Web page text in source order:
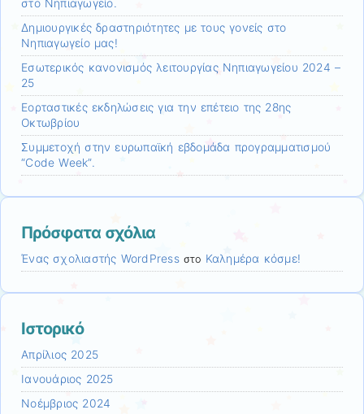
στο Νηπιαγωγείο.
Δημιουργικές δραστηριότητες με τους γονείς στο
Νηπιαγωγείο μας!
Εσωτερικός κανονισμός λειτουργίας Νηπιαγωγείου 2024 –
25
Εορταστικές εκδηλώσεις για την επέτειο της 28ης
Οκτωβρίου
Συμμετοχή στην ευρωπαϊκή εβδομάδα προγραμματισμού
“Code Week”.
Πρόσφατα σχόλια
Ένας σχολιαστής WordPressστο Καλημέρα κόσμε!
Ιστορικό
Απρίλιος 2025
Ιανουάριος 2025
Νοέμβριος 2024